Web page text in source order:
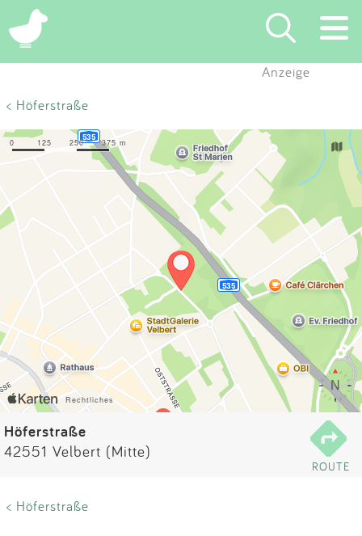
×
Eintragen
App
Blog
Partner
Kontakt
Impressum
Anzeige
< Höferstraße
Höferstraße
42551 Velbert (Mitte)
ROUTE
< Höferstraße